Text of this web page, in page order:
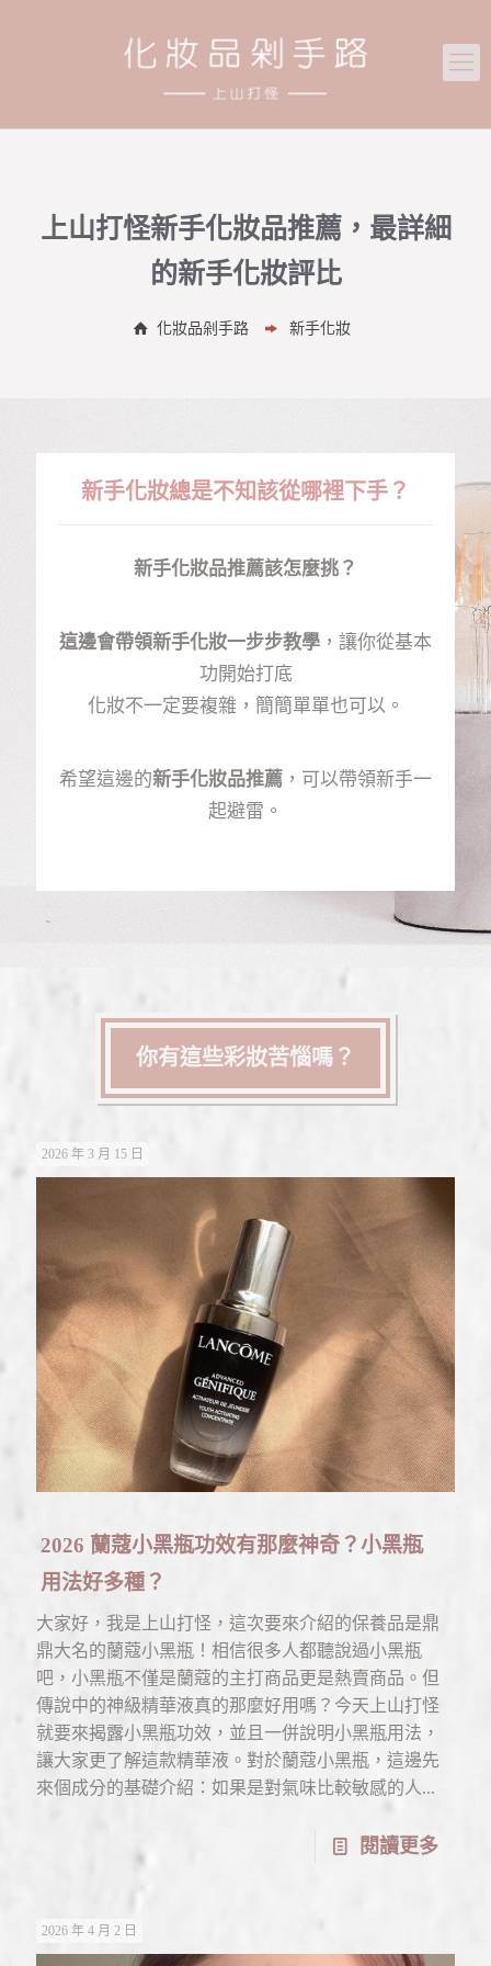
上山打怪新手化妝品推薦，最詳細
的新手化妝評比
化妝品剁手路 新手化妝
新手化妝總是不知該從哪裡下手？
新手化妝品推薦該怎麼挑？
這邊會帶領新手化妝一步步教學 ，讓你從基本
功開始打底
化妝不一定要複雜，簡簡單單也可以。
希望這邊的新手化妝品推薦 ，可以帶領新手一
起避雷。
你有這些彩妝苦惱嗎？
2026 年 3 月 15 日
2026 蘭蔻小黑瓶功效有那麼神奇？小黑瓶
用法好多種？
大家好，我是上山打怪，這次要來介紹的保養品是鼎
鼎大名的蘭蔻小黑瓶！相信很多人都聽說過小黑瓶
吧，小黑瓶不僅是蘭蔻的主打商品更是熱賣商品。但
傳說中的神級精華液真的那麼好用嗎？今天上山打怪
就要來揭露小黑瓶功效，並且一併說明小黑瓶用法，
讓大家更了解這款精華液。對於蘭蔻小黑瓶，這邊先
來個成分的基礎介紹：如果是對氣味比較敏感的人...
閱讀更多
2026 年 4 月 2 日